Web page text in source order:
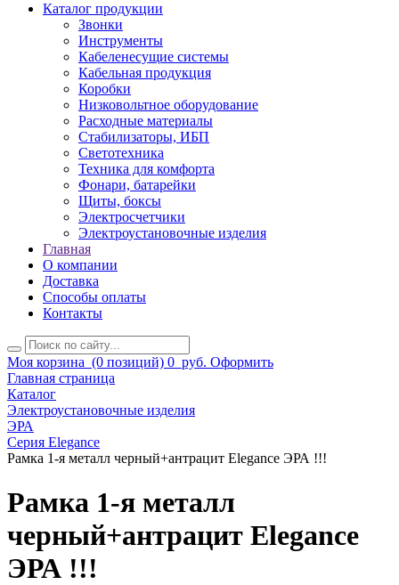
Каталог продукции
Звонки
Инструменты
Кабеленесущие системы
Кабельная продукция
Коробки
Низковольтное оборудование
Расходные материалы
Стабилизаторы, ИБП
Светотехника
Техника для комфорта
Фонари, батарейки
Щиты, боксы
Электросчетчики
Электроустановочные изделия
Главная
О компании
Доставка
Способы оплаты
Контакты
Моя корзина (0 позиций) 0 руб. Оформить
Главная страница
Каталог
Электроустановочные изделия
ЭРА
Серия Elegance
Рамка 1-я металл черный+антрацит Elegance ЭРА !!!
Рамка 1-я металл
черный+антрацит Elegance
ЭРА !!!